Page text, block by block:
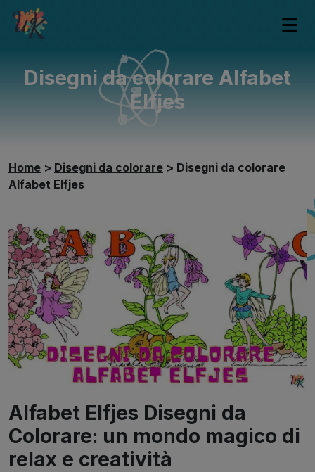
Disegni da colorare Alfabet
Elfjes
Home > Disegni da colorare > Disegni da colorare
Alfabet Elfjes
Alfabet Elfjes Disegni da
Colorare: un mondo magico di
relax e creatività